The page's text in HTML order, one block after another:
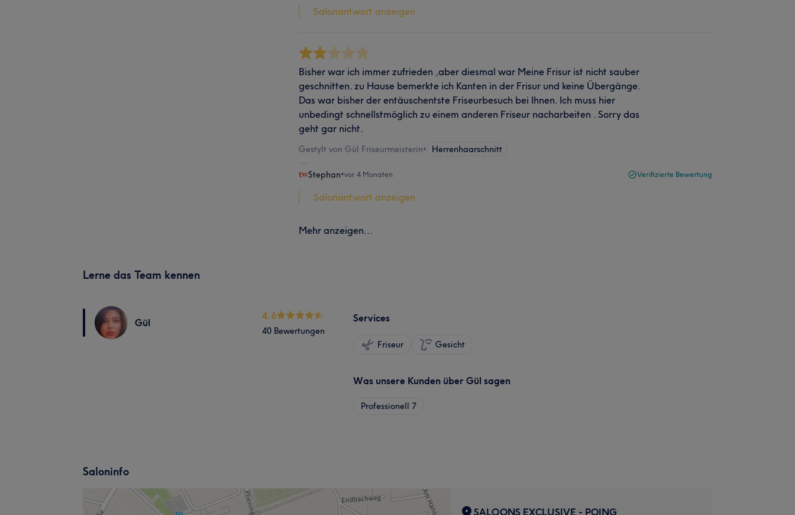
Salonantwort anzeigen
Bisher war ich immer zufrieden ,aber diesmal war Meine Frisur ist nicht sauber
geschnitten. zu Hause bemerkte ich Kanten in der Frisur und keine Übergänge.
Das war bisher der entäuschentste Friseurbesuch bei Ihnen. Ich muss hier
unbedingt schnellstmöglich zu einem anderen Friseur nacharbeiten . Sorry das
geht gar nicht.
Gestylt von Gül Friseurmeisterin• Herrenhaarschnitt
Stephan•vor 4 Monaten Verifizierte Bewertung
Salonantwort anzeigen
Mehr anzeigen...
Lerne das Team kennen
Gül
4.6
40 Bewertungen
Services
Friseur Gesicht
Was unsere Kunden über Gül sagen
Professionell 7
Saloninfo
SALOONS EXCLUSIVE - POING